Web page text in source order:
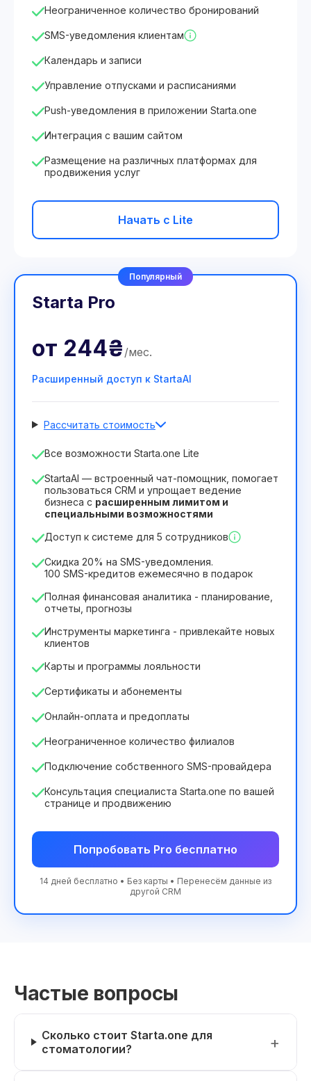
Неограниченное количество бронирований
SMS-уведомления клиентам
Календарь и записи
Управление отпусками и расписаниями
Push-уведомления в приложении Starta.one
Интеграция с вашим сайтом
Размещение на различных платформах для
продвижения услуг
Начать с Lite
Популярный
Starta Pro
от 244₴ /мес.
Расширенный доступ к StartaAI
Рассчитать стоимость
Количество сотрудников
Срок действия лицензии
12 Months(скидка -25%) Выгодный
349₴ 244₴/месяц
Все возможности Starta.one Lite
StartaAI — встроенный чат-помощник, помогает
пользоваться CRM и упрощает ведение
бизнеса с расширенным лимитом и
специальными возможностями
Доступ к системе для 5 сотрудников
Скидка 20% на SMS-уведомления.
100 SMS-кредитов ежемесячно в подарок
Полная финансовая аналитика - планирование,
отчеты, прогнозы
Инструменты маркетинга - привлекайте новых
клиентов
Карты и программы лояльности
Сертификаты и абонементы
Онлайн-оплата и предоплаты
Неограниченное количество филиалов
Подключение собственного SMS-провайдера
Консультация специалиста Starta.one по вашей
странице и продвижению
Попробовать Pro бесплатно
14 дней бесплатно • Без карты • Перенесём данные из
другой CRM
Частые вопросы
Сколько стоит Starta.one для
стоматологии?